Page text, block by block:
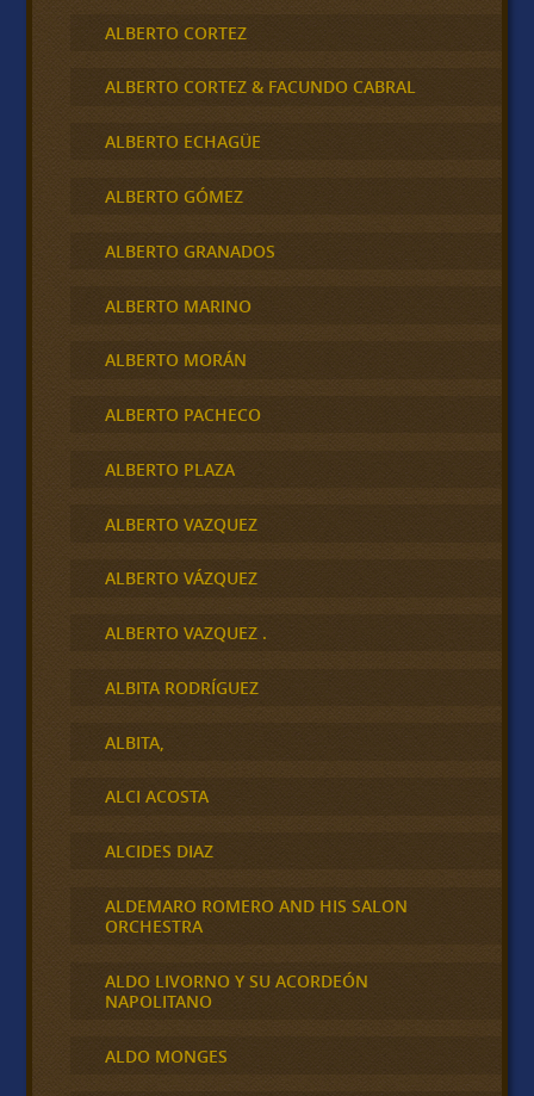
ALBERTO CORTEZ
ALBERTO CORTEZ & FACUNDO CABRAL
ALBERTO ECHAGÜE
ALBERTO GÓMEZ
ALBERTO GRANADOS
ALBERTO MARINO
ALBERTO MORÁN
ALBERTO PACHECO
ALBERTO PLAZA
ALBERTO VAZQUEZ
ALBERTO VÁZQUEZ
ALBERTO VAZQUEZ .
ALBITA RODRÍGUEZ
ALBITA,
ALCI ACOSTA
ALCIDES DIAZ
ALDEMARO ROMERO AND HIS SALON
ORCHESTRA
ALDO LIVORNO Y SU ACORDEÓN
NAPOLITANO
ALDO MONGES